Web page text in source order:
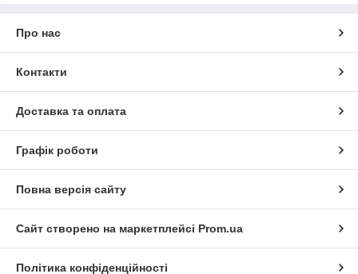
Про нас
Контакти
Доставка та оплата
Графік роботи
Повна версія сайту
Сайт створено на маркетплейсі Prom.ua
Політика конфіденційності